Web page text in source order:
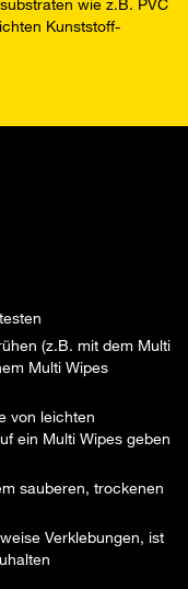
wie z.B. PVC
Kunststoff-
(z.B. mit dem Multi
Multi Wipes
von leichten
ein Multi Wipes geben
sauberen, trockenen
Verklebungen, ist